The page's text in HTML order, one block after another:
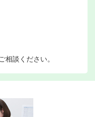
談ください。